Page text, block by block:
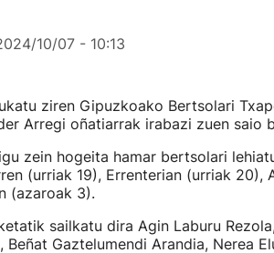
10/07 - 10:13
ziren Gipuzkoako Bertsolari
Arregi oñatiarrak irabazi zuen saio
zein hogeita hamar bertsolari
(urriak 19), Errenterian (urriak
(azaroak 3).
sailkatu dira Agin Laburu
Beñat Gaztelumendi Arandia, Nerea